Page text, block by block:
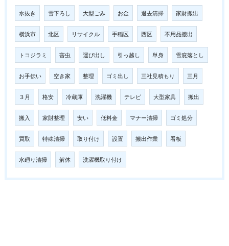
水抜き 雪下ろし 大型ごみ お金 退去清掃 家財搬出
横浜市 北区 リサイクル 手稲区 西区 不用品搬出
トコジラミ 害虫 運び出し 引っ越し 単身 雪庇落とし
お手伝い 空き家 整理 ゴミ出し 三社見積もり 三月
３月 格安 冷蔵庫 洗濯機 テレビ 大型家具 搬出
搬入 家財整理 安い 低料金 マナー清掃 ゴミ処分
買取 特殊清掃 取り付け 設置 搬出作業 看板
水廻り清掃 解体 洗濯機取り付け